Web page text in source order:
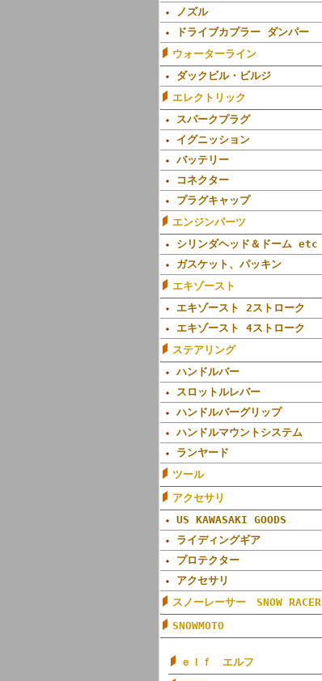
ノズル
ドライブカプラー ダンパー
ウォーターライン
ダックビル・ビルジ
エレクトリック
スパークプラグ
イグニッション
バッテリー
コネクター
プラグキャップ
エンジンパーツ
シリンダヘッド＆ドーム etc
ガスケット、パッキン
エキゾースト
エキゾースト 2ストローク
エキゾースト 4ストローク
ステアリング
ハンドルバー
スロットルレバー
ハンドルバーグリップ
ハンドルマウントシステム
ランヤード
ツール
アクセサリ
US KAWASAKI GOODS
ライディングギア
プロテクター
アクセサリ
スノーレーサー SNOW RACER
SNOWMOTO
ｅｌｆ エルフ